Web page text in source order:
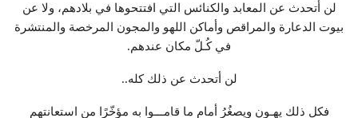
لن أتحدث عن المعابد والكنائس التي افتتحوها في بلادهم، ولا عن
بيوت الدعارة والمراقص وأماكن اللهو والمجون المرخصة والمنتشرة
في كُـلّ مكان عندهم.
لن أتحدث عن ذلك كله..
فكل ذلك يهـون ويصغُرُ أمام ما قامـــوا به مؤخّرًا من استعانتهم